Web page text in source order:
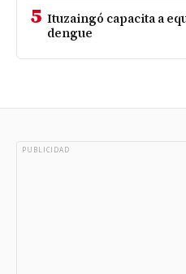
5 Ituzaingó capacita a
dengue
PUBLICIDAD